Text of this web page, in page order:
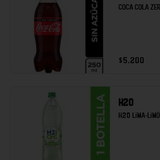
Coca cola
$5.200
H20
H20 lima-